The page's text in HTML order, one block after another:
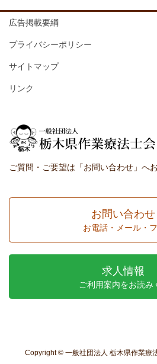
広告掲載要綱
プライバシーポリシー
サイトマップ
リンク
ご質問・ご要望は「お問い合わせ」へ
お問い合わせ
お電話・メール・
求人情報
ご利用案内をお読み
Copyright © 一般社団法人 栃木県作業療